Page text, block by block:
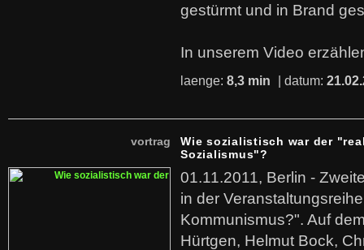
gestürmt und in Brand
In unserem Video
laenge: 8,3 min | datum:
vortrag
Wie sozialistisch war der
Sozialismus"?
01.11.2011, Berlin -
in der
Kommunismus?". Auf
Hürtgen, Helmut Bock,